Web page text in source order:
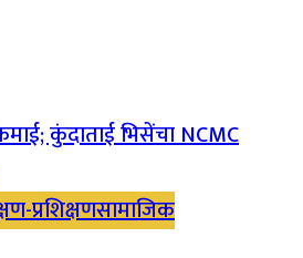
प्रशिक्षणसामाजिक